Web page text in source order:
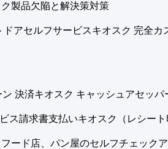
製品欠陥と解決策対策
アセルフサービスキオスク 完全
決済キオスク キャッシュアセッ
ス請求書支払いキオスク（レシー
ード店、パン屋のセルフチェック